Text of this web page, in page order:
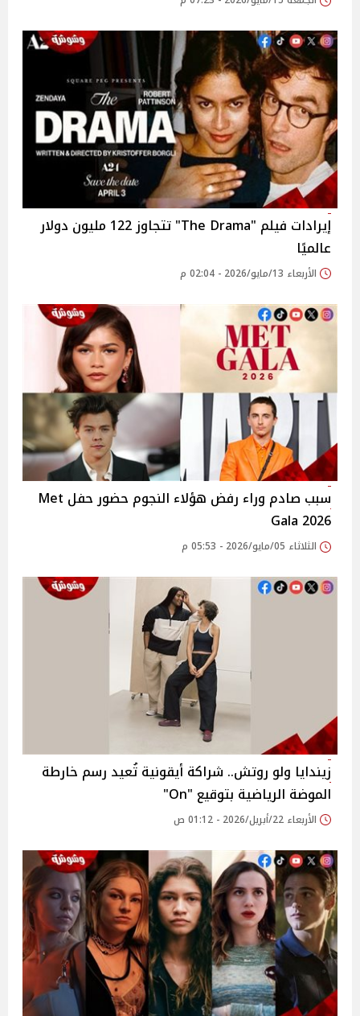
إيرادات فيلم "The Drama" تتجاوز 122 مليون دولار
عالميًا
الأربعاء 13/مايو/2026 - 02:04 م
سبب صادم وراء رفض هؤلاء النجوم حضور حفل Met
Gala 2026
الثلاثاء 05/مايو/2026 - 05:53 م
زيندايا ولو روتش.. شراكة أيقونية تُعيد رسم خارطة
الموضة الرياضية بتوقيع "On"
الأربعاء 22/أبريل/2026 - 01:12 ص